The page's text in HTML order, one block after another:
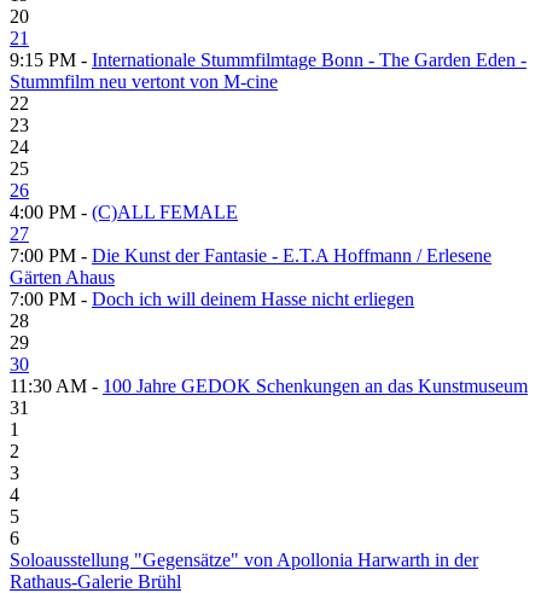
20
21
9:15 PM - Internationale Stummfilmtage Bonn - The Garden Eden -
Stummfilm neu vertont von M-cine
22
23
24
25
26
4:00 PM - (C)ALL FEMALE
27
7:00 PM - Die Kunst der Fantasie - E.T.A Hoffmann / Erlesene
Gärten Ahaus
7:00 PM - Doch ich will deinem Hasse nicht erliegen
28
29
30
11:30 AM - 100 Jahre GEDOK Schenkungen an das Kunstmuseum
31
1
2
3
4
5
6
Soloausstellung "Gegensätze" von Apollonia Harwarth in der
Rathaus-Galerie Brühl